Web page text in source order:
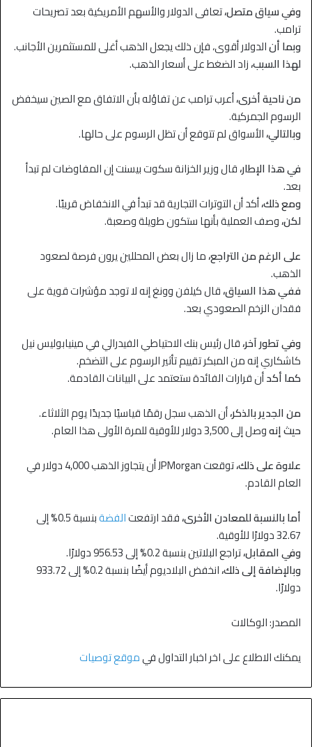
وفي سياق متصل،تعافى الدولار والأسهم الأمريكية بعد تصريحات
ترامب.
وبما أنالدولار أقوى، فإن ذلك يجعل الذهب أغلى للمستثمرين الأجانب.
لهذا السبب،زاد الضغط على أسعار الذهب.
من ناحية أخرى،أعرب ترامب عن تفاؤله بأن الاتفاق مع الصين سيخفض
الرسوم الجمركية.
وبالتالي،الأسواق لم تتوقع أن تظل الرسوم على حالها.
في هذا الإطار،قال وزير الخزانة سكوت بيسنت إن المفاوضات لم تبدأ
بعد.
ومع ذلك،أكد أن التوترات التجارية قد تبدأ في الانخفاض قريبًا.
لكن،وصف العملية بأنها ستكون طويلة وصعبة.
على الرغم من التراجع،ما زال بعض المحللين يرون فرصة لصعود
الذهب.
ففي هذا السياق،قال كيلفن وونغ إنه لا توجد مؤشرات قوية على
فقدان الزخم الصعودي بعد.
وفي تطور آخر،قال رئيس بنك الاحتياطي الفيدرالي في مينيابوليس نيل
كاشكاري إنه من المبكر تقييم تأثير الرسوم على التضخم.
كما أكدأن قرارات الفائدة ستعتمد على البيانات القادمة.
من الجدير بالذكر،أن الذهب سجل رقمًا قياسيًا جديدًا يوم الثلاثاء.
حيث إنهوصل إلى 3,500 دولار للأوقية للمرة الأولى هذا العام.
علاوة على ذلك،
توقعت JPMorgan أن يتجاوز الذهب 4,000 دولار في
العام القادم.
أما بالنسبة للمعادن الأخرى،فقد ارتفعتالفضة
بنسبة 0.5% إلى
32.67 دولارًا للأوقية.
وفي المقابل،تراجع البلاتين بنسبة 0.2% إلى 956.53 دولارًا.
وبالإضافة إلى ذلك،
انخفض البلاديوم أيضًا بنسبة 0.2% إلى 933.72
دولارًا.
المصدر: الوكالات
يمكنك الاطلاع على اخر اخبار التداول فيموقع توصيات